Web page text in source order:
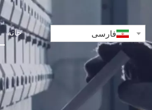
خانه فارسی